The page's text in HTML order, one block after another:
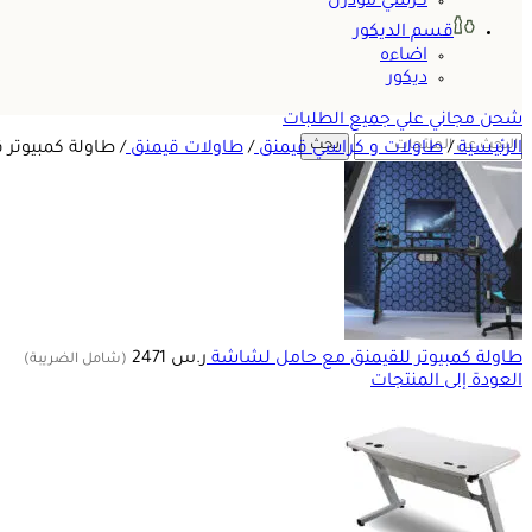
قسم الديكور
اضاءه
ديكور
شحن مجاني علي جميع الطلبات
بحث الرئيسية/ طاولات و كراسي قيمنق/ طاولات قيمنق/ طاولة
طاولة كمبيوتر للقيمنق مع حامل لشاشةر.س (شامل الضريبة)
العودة إلى المنتجات